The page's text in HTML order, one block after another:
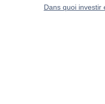
Dans quoi investir